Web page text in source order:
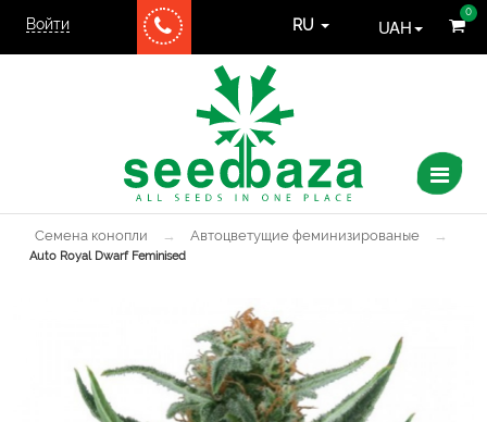
Войти
0
RU UAH
Семена конопли → Автоцветущие феминизированые →
Auto Royal Dwarf Feminised